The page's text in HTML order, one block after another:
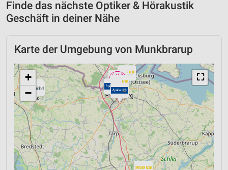
Finde das nächste Optiker & Hörakustik
Geschäft in deiner Nähe
Karte der Umgebung von Munkbrarup
⛶
+
−